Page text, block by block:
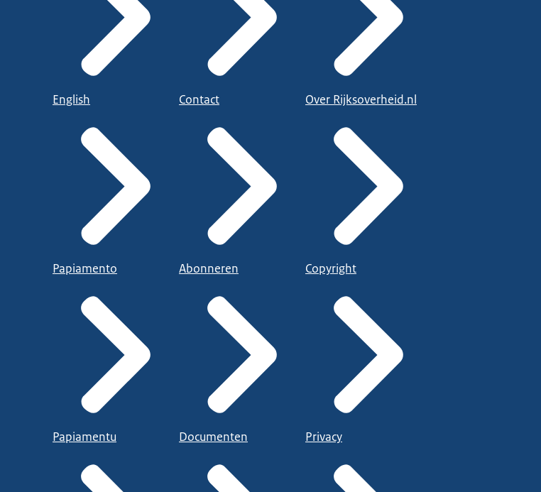
English
Papiamento
Papiamentu
Contact
Abonneren
Documenten
Over Rijksoverheid.nl
Copyright
Privacy